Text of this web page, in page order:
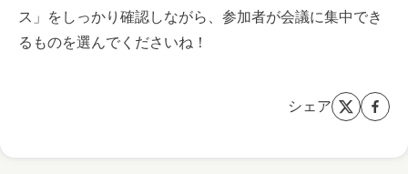
ス」をしっかり確認しながら、参加者が会議に集中でき
るものを選んでくださいね！
シェア